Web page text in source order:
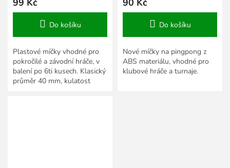
99 Kč
Do košíku
Plastové míčky vhodné pro
pokročilé a závodní hráče, v
balení po 6ti kusech. Klasický
průměr 40 mm, kulatost
90 Kč
Do košíku
Nové míčky na pingpong z
ABS materiálu, vhodné pro
klubové hráče a turnaje.